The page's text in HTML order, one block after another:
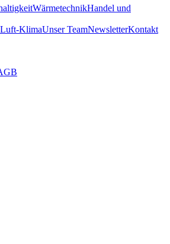
WärmetechnikHandel und
KlimaUnser TeamNewsletterKontakt